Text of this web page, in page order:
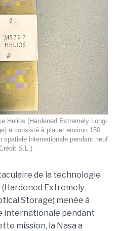
Helios (Hardened Extremely Long-
a consisté à placer environ 150
spatiale internationale pendant neuf
S.L.)
de la technologie
Extremely
Storage) menée à
internationale pendant
mission, la Nasa a